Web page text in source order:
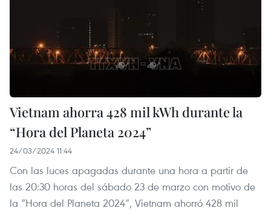
Vietnam ahorra 428 mil kWh durante la
“Hora del Planeta 2024”
24/03/2024 11:44
Con las luces apagadas durante una hora a partir de
las 20:30 horas del sábado 23 de marzo con motivo de
la “Hora del Planeta 2024”, Vietnam ahorró 428 mil